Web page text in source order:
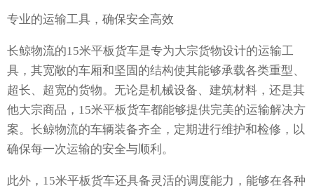
专业的运输工具，确保安全高效
长鲸物流的15米平板货车是专为大宗货物设计的运输工
具，其宽敞的车厢和坚固的结构使其能够承载各类重型、
超长、超宽的货物。无论是机械设备、建筑材料，还是其
他大宗商品，15米平板货车都能够提供完美的运输解决方
案。长鲸物流的车辆装备齐全，定期进行维护和检修，以
确保每一次运输的安全与顺利。
此外，15米平板货车还具备灵活的调度能力，能够在各种